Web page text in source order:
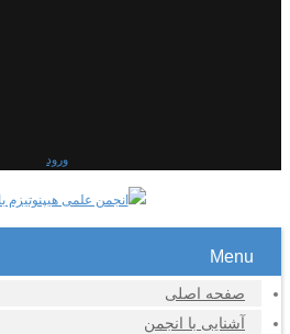
ورود
Menu
صفحه اصلی
آشنایی با انجمن